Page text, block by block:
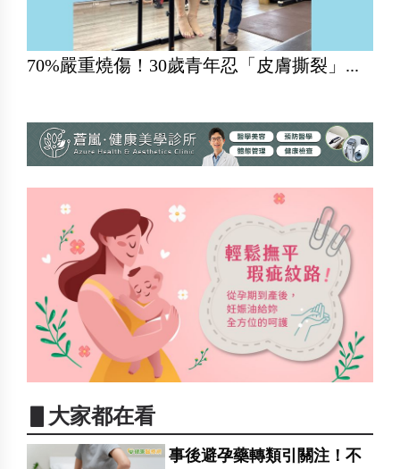
70%嚴重燒傷！30歲青年忍「皮膚撕裂」...
▋大家都在看
事後避孕藥轉類引關注！不